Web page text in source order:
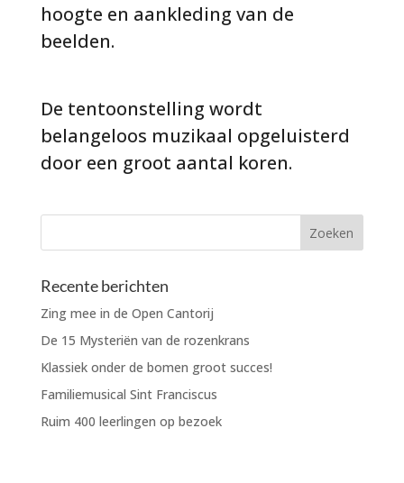
hoogte en aankleding van de
beelden.
De tentoonstelling wordt
belangeloos muzikaal opgeluisterd
door een groot aantal koren.
Recente berichten
Zing mee in de Open Cantorij
De 15 Mysteriën van de rozenkrans
Klassiek onder de bomen groot succes!
Familiemusical Sint Franciscus
Ruim 400 leerlingen op bezoek